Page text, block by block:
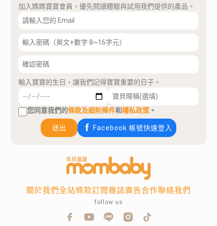
加入媽媽寶寶會員，優先閱讀體驗與試用我們提供的產品。
輸入寶寶的生日，讓我們記得寶寶重要的日子。
您同意我們的條款及細則條件和隱私政策 。
送出 Facebook 帳號快速登入
關於我們全站條款訂閱雜誌廣告合作聯絡我們
follow us